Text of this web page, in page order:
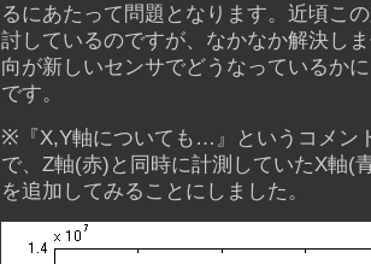
るにあたって問題となります。近頃こ
討しているのですが、なかなか解決し
向が新しいセンサでどうなっているか
です。
※『X,Y軸についても…』というコメン
で、Z軸(赤)と同時に計測していたX軸(
を追加してみることにしました。